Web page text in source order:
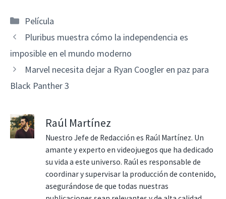
Categorías
Película
Pluribus muestra cómo la independencia es
imposible en el mundo moderno
Marvel necesita dejar a Ryan Coogler en paz para
Black Panther 3
Raúl Martínez
Nuestro Jefe de Redacción es Raúl Martínez. Un
amante y experto en videojuegos que ha dedicado
su vida a este universo. Raúl es responsable de
coordinar y supervisar la producción de contenido,
asegurándose de que todas nuestras